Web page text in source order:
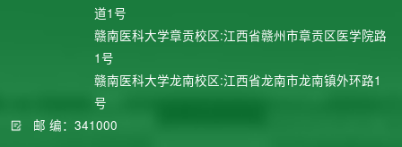
道1号
赣南医科大学章贡校区:江西省赣州市章贡区医学院路
1号
赣南医科大学龙南校区:江西省龙南市龙南镇外环路1
号
邮 编：341000